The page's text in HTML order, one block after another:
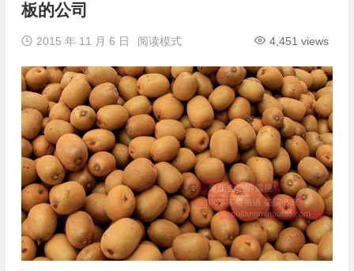
板的公司
2015 年 11 月 6 日 4,451 views
阅读模式